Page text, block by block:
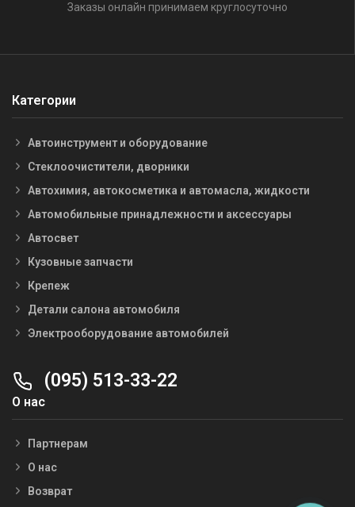
Заказы онлайн принимаем круглосуточно
Категории
Автоинструмент и оборудование
Стеклоочистители, дворники
Автохимия, автокосметика и автомасла, жидкости
Автомобильные принадлежности и аксессуары
Автосвет
Кузовные запчасти
Крепеж
Детали салона автомобиля
Электрооборудование автомобилей
(095) 513-33-22
О нас
Партнерам
О нас
Возврат